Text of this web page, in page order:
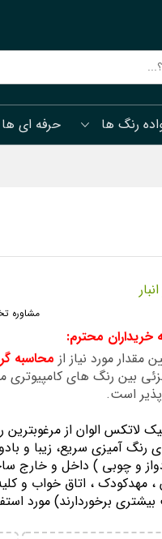
رنگ ها حرفه ای ها
مشاوره
خریداران محترم:
مقدار مورد نیاز از محاسبه
بین رنگ های
است.
لاتكس الوان از
رنگ آمیزی سریع، زیبا و
، مهدكودك ، اتاق خواب و
برخوردارند) مورد